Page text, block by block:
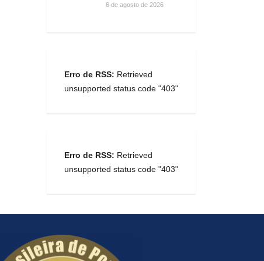
6 de agosto de 2026
Erro de RSS: Retrieved
unsupported status code "403"
Erro de RSS: Retrieved
unsupported status code "403"